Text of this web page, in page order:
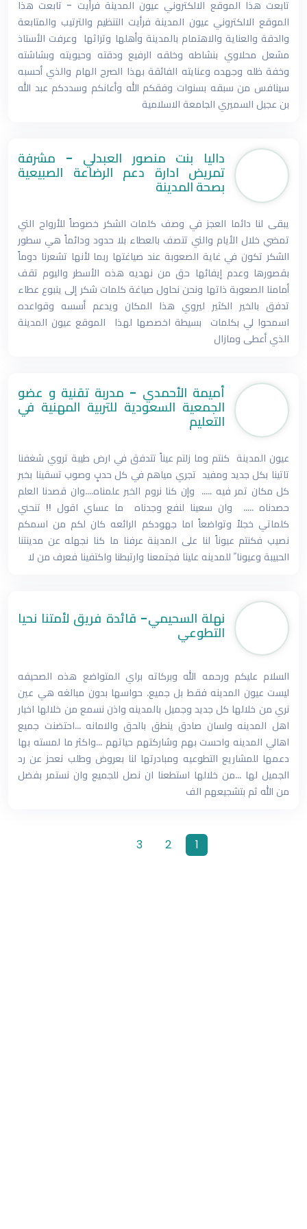
تابعت هذا الموقع الالكتروني عيون المدينة فرأيت - تابعت هذا
الموقع الالكتروني عيون المدينة فرأيت التنظيم والترتيب والمتابعة
والدقة والعناية والاهتمام بالمدينة وأهلها وتراثها وعرفت اﻷستاذ
مشعل محلاوي بنشاطه وخلقه الرفيع ودقته وحيويته وبشاشته
وخفة ظله وجهده وعنايته الفائقة بهذا الصرح الهام والذي أحسبه
سينافس من سبقه بسنوات وفقكم الله وأعانكم وسددكم عبد الله
بن عجيل السميري الجامعة الاسلامية
داليا بنت منصور العبدلي - مشرفة
تمريض ادارة دعم الرضاعة الصبيعية
بصحة المدينة
يبقى لنا دائما العجز في وصف كلمات الشكر خصوصاً للأرواح التي
تمضي خلال الأيام والتي تتصف بالعطاء بلا حدود ودائماً هي سطور
الشكر تكون في غاية الصعوبة عند صياغتها ربما لأنها تشعرنا دوماً
بقصورها وعدم إيفائها حق من نهديه هذه الأسطر واليوم تقف
أمامنا الصعوبة ذاتها ونحن نحاول صياغة كلمات شكر إلى ينبوع عطاء
تدفق بالخير الكثير ليروي هذا المكان ويدعم أسسه وقواعده
اسمحوا لي بكلمات بسيطة اخصصها لهذا الموقع عيون المدينة
الذي أعطى ومازال
أميمة الأحمدي - مدربة تقنية و عضو
الجمعية السعودية للتربية المهنية في
التعليم
عيون المدينة كنتم وما زلتم عيناً تتدفق في ارض طيبة تروي شغفنا
تاتينا بكل جديد ومفيد تجري مياهم في كل حدبٍ وصوب تسقينا بخبر
كل مكان تمر فيه ..... وإن كنا نروم الخبر علمناه....وان قصدنا العلم
حصدناه ..... وان سعينا لنفع وجدناه ما عساي اقول !! تنحني
كلماتي خجلاً وتواضعاً اما جهودكم الرائعه كان لكم من اسمكم
نصيب فكنتم عيوناً لنا على المدينة عرفنا ما كنا نجهله عن مدينتنا
الحبيبة وعيونا ً للمدينه علينا فجتمعنا وارتبطنا واكتفينا فعرف من لا
نهلة السحيمي- قائدة فريق لأمتنا نحيا
التطوعي
السلام عليكم ورحمه الله وبركاته براي المتواضع هذه الصحيفه
ليست عيون المدينه فقط بل جميع. حواسها بدون مبالغه هي عين
نري من خلالها كل جديد وجميل بالمدينه واذن نسمع من خلالها اخبار
اهل المدينه ولسان صادق ينطق بالحق والامانه ...احتضنت جميع
اهالي المدينه واحست بهم وشاركتهم حياتهم ...واكثر ما لمسته بها
دعمها للمشاريع التطوعيه ومبادرتها لنا بعروض وطلب نعحز عن رد
الجميل لها ...من خلالها استطعنا ان نصل للجميع وان نستمر بفضل
من الله ثم بتشجيعهم الف
1
2
3